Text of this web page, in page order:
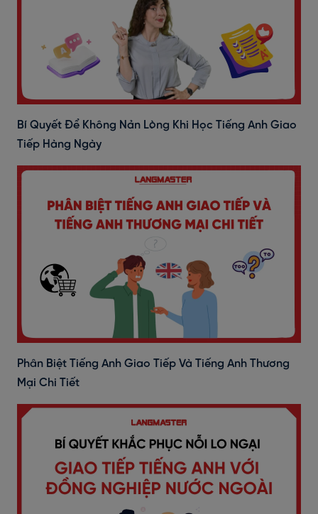
Bí Quyết Để Không Nản Lòng Khi Học Tiếng Anh Giao
Tiếp Hàng Ngày
Phân Biệt Tiếng Anh Giao Tiếp Và Tiếng Anh Thương
Mại Chi Tiết